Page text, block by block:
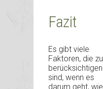
Fazit
Es gibt viele
Faktoren, die zu
berücksichtigen
sind, wenn es
darum geht, wie